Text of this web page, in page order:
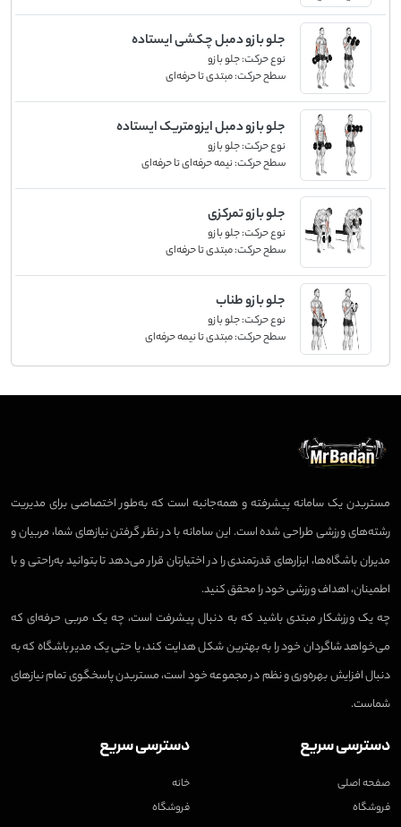
جلو بازو دمبل چکشی ایستاده
نوع حرکت:جلو بازو
سطح حرکت:مبتدی تا حرفه‌ای
جلو بازو دمبل ایزومتریک ایستاده
نوع حرکت:جلو بازو
سطح حرکت:نیمه حرفه‌ای تا حرفه‌ای
جلو بازو تمرکزی
نوع حرکت:جلو بازو
سطح حرکت:مبتدی تا حرفه‌ای
جلو بازو طناب
نوع حرکت:جلو بازو
سطح حرکت:مبتدی تا نیمه حرفه‌ای
مستربدن یک سامانه پیشرفته و همه‌جانبه است که به‌طور اختصاصی برای مدیریت
رشته‌های ورزشی طراحی شده است. این سامانه با در نظر گرفتن نیازهای شما، مربیان و
مدیران باشگاه‌ها، ابزارهای قدرتمندی را در اختیارتان قرار می‌دهد تا بتوانید به‌راحتی و با
اطمینان، اهداف ورزشی خود را محقق کنید.
چه یک ورزشکار مبتدی باشید که به دنبال پیشرفت است، چه یک مربی حرفه‌ای که
می‌خواهد شاگردان خود را به بهترین شکل هدایت کند، یا حتی یک مدیر باشگاه که به
دنبال افزایش بهره‌وری و نظم در مجموعه خود است، مستربدن پاسخگوی تمام نیازهای
شماست.
دسترسی سریع
صفحه اصلی
فروشگاه
دسترسی سریع
خانه
فروشگاه